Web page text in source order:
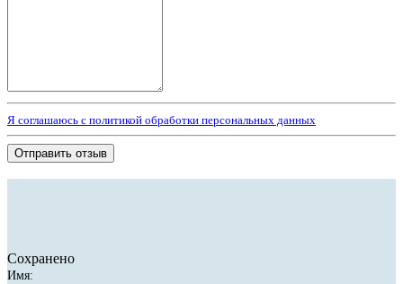
Я соглашаюсь с политикой обработки персональных данных
Отправить отзыв
Сохранено
Имя: